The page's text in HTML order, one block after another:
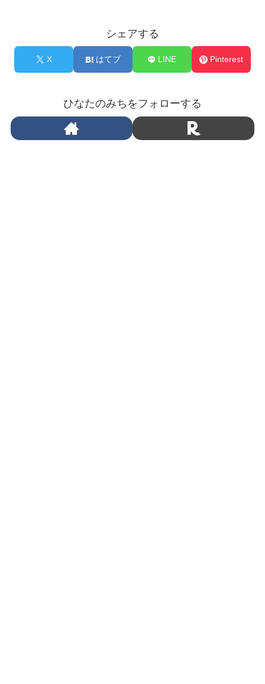
シェアする
X はてブ LINE Pinterest
ひなたのみちをフォローする